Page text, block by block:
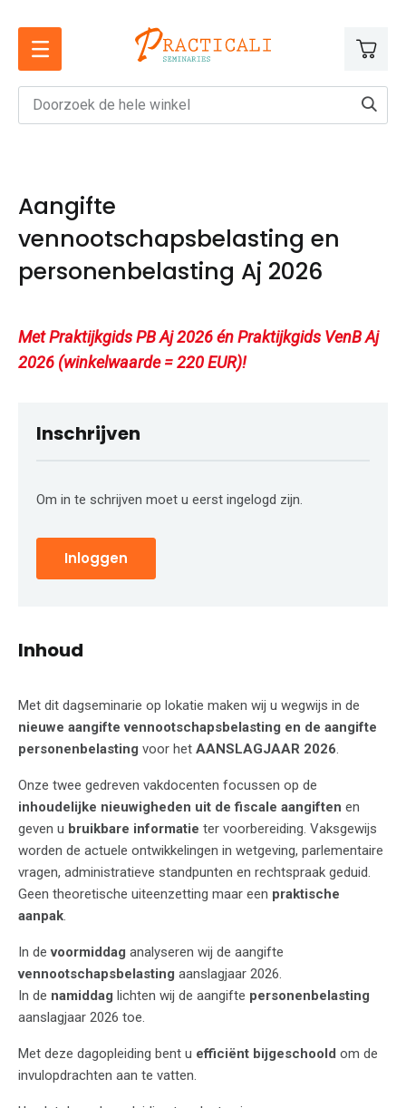
Ga
naar
inhoud
Aangifte
vennootschapsbelasting en
personenbelasting Aj 2026
Met Praktijkgids PB Aj 2026 én Praktijkgids VenB Aj
2026 (winkelwaarde = 220 EUR)!
Inschrijven
Om in te schrijven moet u eerst ingelogd zijn.
Inloggen
Inhoud
Met dit dagseminarie op lokatie maken wij u wegwijs in de
nieuwe aangifte vennootschapsbelasting en de aangifte
personenbelasting voor het AANSLAGJAAR 2026.
Onze twee gedreven vakdocenten focussen op de
inhoudelijke nieuwigheden uit de fiscale aangiften en
geven u bruikbare informatie ter voorbereiding. Vaksgewijs
worden de actuele ontwikkelingen in wetgeving, parlementaire
vragen, administratieve standpunten en rechtspraak geduid.
Geen theoretische uiteenzetting maar een praktische
aanpak.
In devoormiddag analyseren wij de aangifte
vennootschapsbelasting aanslagjaar 2026.
In de namiddag lichten wij de aangifte personenbelasting
aanslagjaar 2026 toe.
Met deze dagopleiding bent u efficiënt bijgeschoold om de
invulopdrachten aan te vatten.